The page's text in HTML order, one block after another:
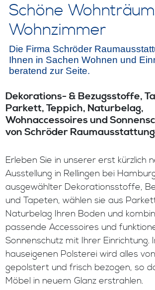
Schöne
Wohnzimmer
Die Firma Schröder
Ihnen in Sachen Wohnen und
beratend zur Seite.
Dekorations- & Bezugsstoffe,
Parkett, Teppich, Naturbelag,
Wohnaccessoires und
von Schröder Raumausstattung
Erleben Sie in unserer erst kürzlich
Ausstellung in Rellingen bei
ausgewählter Dekorationsstoffe,
und Tapeten, wählen sie aus
Naturbelag Ihren Boden und
passende Accessoires und
Sonnenschutz mit Ihrer Einrichtung.
hauseigenen Polsterei wird alles
gepolstert und frisch bezogen, so
Möbel in neuem Glanz erstrahlen.